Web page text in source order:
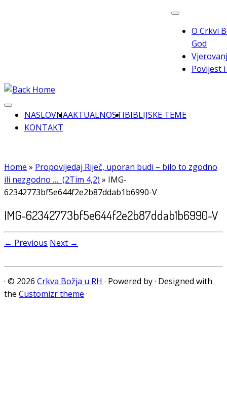
O Crkvi
God
Povijest
NASLOVNAAKTUALNOSTIBIBLIJSKE TEME
KONTAKT
Home » Propovijedaj Riječ, uporan budi – bilo to zgodno
ili nezgodno … (2Tim 4,2) » IMG-
62342773bf5e644f2e2b87ddab1b6990-V
IMG-62342773bf5e644f2e2b87ddab1b6990-V
← Previous Next →
· © 2026 Crkva Božja u RH · Powered by· Designed with
the Customizr theme ·